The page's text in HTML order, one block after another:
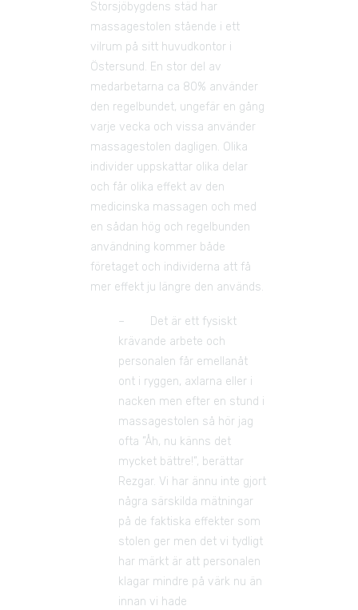
Storsjöbygdens städ har
massagestolen stående i ett
vilrum på sitt huvudkontor i
Östersund. En stor del av
medarbetarna ca 80% använder
den regelbundet, ungefär en gång
varje vecka och vissa använder
massagestolen dagligen. Olika
individer uppskattar olika delar
och får olika effekt av den
medicinska massagen och med
en sådan hög och regelbunden
användning kommer både
företaget och individerna att få
mer effekt ju längre den används.
–        Det är ett fysiskt
krävande arbete och
personalen får emellanåt
ont i ryggen, axlarna eller i
nacken men efter en stund i
massagestolen så hör jag
ofta ”Åh, nu känns det
mycket bättre!”, berättar
Rezgar. Vi har ännu inte gjort
några särskilda mätningar
på de faktiska effekter som
stolen ger men det vi tydligt
har märkt är att personalen
klagar mindre på värk nu än
innan vi hade